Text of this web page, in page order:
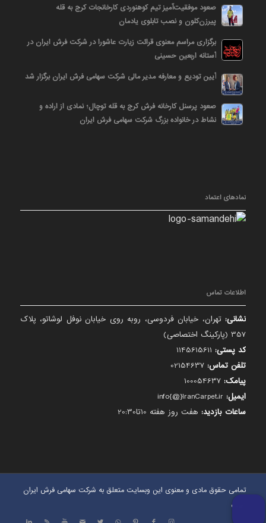
صعود موفقیت‌آمیز تیم کوهنوردی کارخانجات کرج به قله
پیرزن‌کلون و نصب تابلوی یادمان
برگزاری مراسم معنوی قرائت زیارت عاشورا در شرکت فرش ایران در
آستانه اربعین حسینی
آیین تودیع و معارفه مدیر مالی شرکت سهامی فرش ایران برگزار شد
صعود پرسنل کارخانه فرش کرج به قله توچال؛ نمادی از اراده و
نشاط در خانواده بزرگ شرکت سهامی فرش ایران
نمادهای اعتماد
اطلاعات تماس
نشانی: تهران، خیابان فردوسی، روبه روی خیابان نوفل لوشاتو، پلاک
357 (پارکینگ اختصاصی)
کد پستی:
تلفن تماس:
پیامک:
ایمیل:
ساعات بازدید: هفت روز هفته 10تا20:30
تمامی حقوق مادی و معنوی این وبسایت متعلق به شرکت سهامی فرش ایران
است